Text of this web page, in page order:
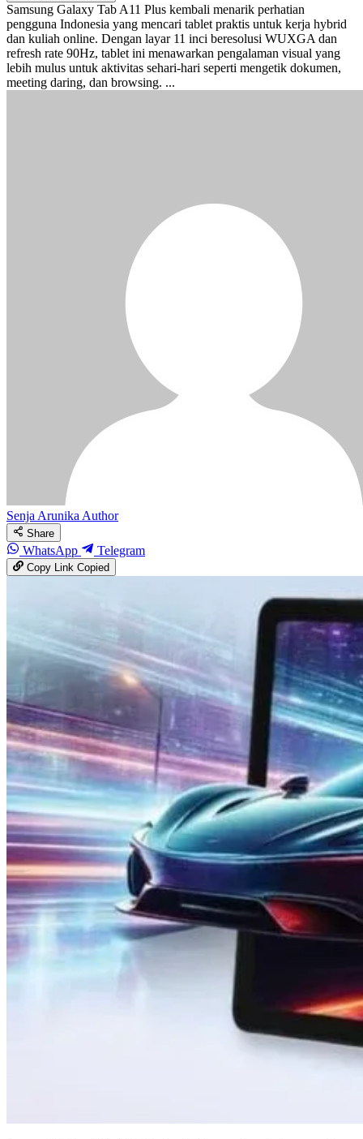
Samsung Galaxy Tab A11 Plus kembali menarik perhatian
pengguna Indonesia yang mencari tablet praktis untuk kerja hybrid
dan kuliah online. Dengan layar 11 inci beresolusi WUXGA dan
refresh rate 90Hz, tablet ini menawarkan pengalaman visual yang
lebih mulus untuk aktivitas sehari-hari seperti mengetik dokumen,
meeting daring, dan browsing. ...
Senja ArunikaAuthor
Share
WhatsApp Telegram
Copy LinkCopied